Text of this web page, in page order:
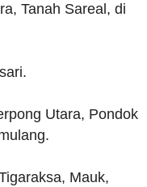
Tanah Sareal, di
Utara, Pondok
Mauk,